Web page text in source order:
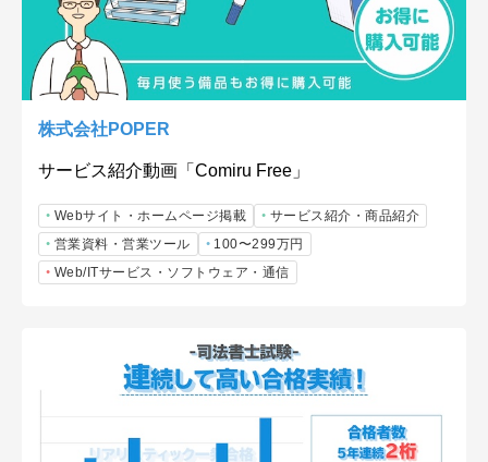
株式会社POPER
サービス紹介動画「Comiru Free」
Webサイト・ホームページ掲載
サービス紹介・商品紹介
営業資料・営業ツール
100〜299万円
Web/ITサービス・ソフトウェア・通信